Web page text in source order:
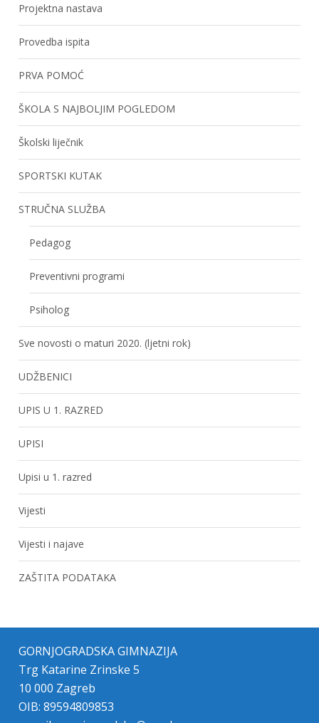
Projektna nastava
Provedba ispita
PRVA POMOĆ
ŠKOLA S NAJBOLJIM POGLEDOM
Školski liječnik
SPORTSKI KUTAK
STRUČNA SLUŽBA
Pedagog
Preventivni programi
Psiholog
Sve novosti o maturi 2020. (ljetni rok)
UDŽBENICI
UPIS U 1. RAZRED
UPISI
Upisi u 1. razred
Vijesti
Vijesti i najave
ZAŠTITA PODATAKA
GORNJOGRADSKA GIMNAZIJA
Trg Katarine Zrinske 5
10 000 Zagreb
OIB: 89594809853